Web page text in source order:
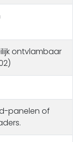
ontvlambaar
panelen of